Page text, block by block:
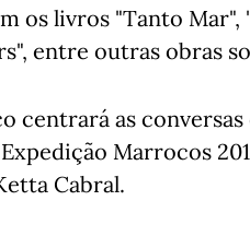
os livros "Tanto Mar",
entre outras obras
centrará as
Marrocos
Cabral.